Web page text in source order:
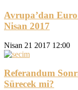
Avrupa’dan
Nisan 2017
Nisan 21 2017 12:00
Referandum
Sürecek mi?